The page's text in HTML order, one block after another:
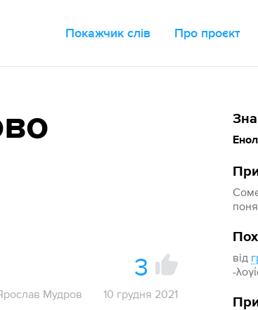
Покажчик слів Про проєкт
від
-
3
Мудров 10 грудня 2021